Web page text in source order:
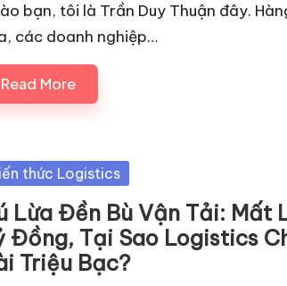
bạn, tôi là Trần Duy Thuận đây.
các doanh nghiệp…
Read More
thức Logistics
Lừa Đền Bù Vận Tải: Mất
Đồng, Tại Sao Logistics
Triệu Bạc?